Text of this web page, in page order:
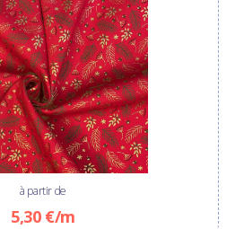
à partir de
5,30 €/m